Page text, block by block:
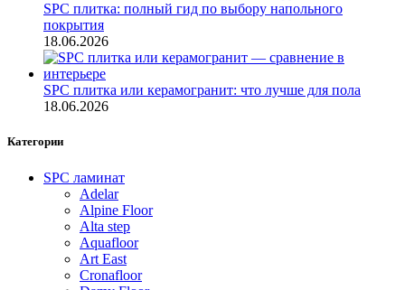
SPC плитка: полный гид по выбору напольного
покрытия
18.06.2026
SPC плитка или керамогранит: что лучше для пола
18.06.2026
Категории
SPC ламинат
Adelar
Alpine Floor
Alta step
Aquafloor
Art East
Cronafloor